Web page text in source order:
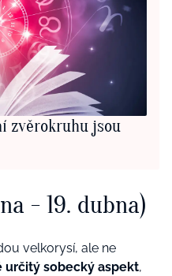
zvěrokruhu jsou
- 19. dubna)
velkorysí, ale ne
určitý sobecký aspekt,